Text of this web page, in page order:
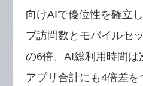
向けAIで優位性を確立
ブ訪問数とモバイルセ
の6倍、AI総利用時間
アプリ合計にも4倍差